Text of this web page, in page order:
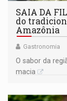
SAIA DA
do
Amazônia
Gastronomia
O sabor da
macia